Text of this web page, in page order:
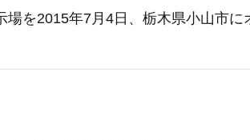
場を2015年7月4日、栃木県小山市に